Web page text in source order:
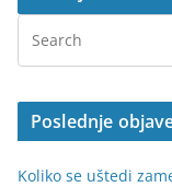
Poslednje
Koliko se uštedi